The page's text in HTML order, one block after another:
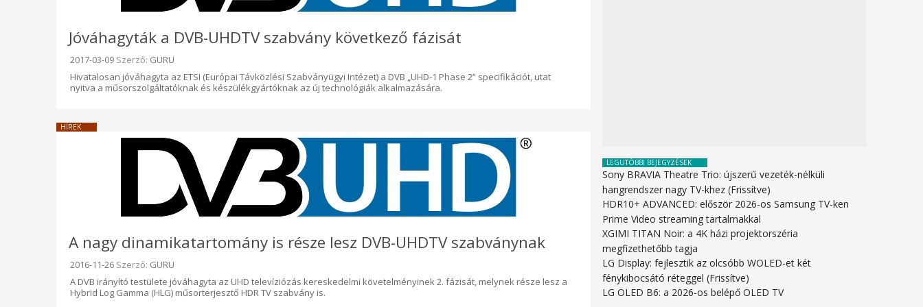
Jóváhagyták a DVB-UHDTV szabvány következő fázisát
Beküldve:
2017-03-09 Szerző: GURU
Hivatalosan jóváhagyta az ETSI (Európai Távközlési Szabványügyi Intézet) a DVB „UHD-1 Phase 2” specifikációt, utat
nyitva a műsorszolgáltatóknak és készülékgyártóknak az új technológiák alkalmazására.
HÍREK
A nagy dinamikatartomány is része lesz DVB-UHDTV szabványnak
Beküldve:
2016-11-26 Szerző: GURU
A DVB irányító testülete jóváhagyta az UHD televíziózás kereskedelmi követelményinek 2. fázisát, melynek része lesz a
Hybrid Log Gamma (HLG) műsorterjesztő HDR TV szabvány is.
LEGUTÓBBI BEJEGYZÉSEK
Sony BRAVIA Theatre Trio: újszerű vezeték-nélküli
hangrendszer nagy TV-khez (Frissítve)
HDR10+ ADVANCED: először 2026-os Samsung TV-ken
Prime Video streaming tartalmakkal
XGIMI TITAN Noir: a 4K házi projektorszéria
megfizethetőbb tagja
LG Display: fejlesztik az olcsóbb WOLED-et két
fénykibocsátó réteggel (Frissítve)
LG OLED B6: a 2026-os belépő OLED TV